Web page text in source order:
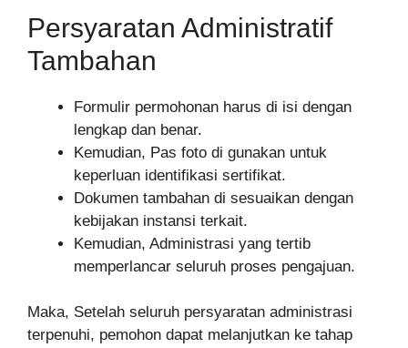
Persyaratan Administratif
Tambahan
Formulir permohonan harus di isi dengan
lengkap dan benar.
Kemudian, Pas foto di gunakan untuk
keperluan identifikasi sertifikat.
Dokumen tambahan di sesuaikan dengan
kebijakan instansi terkait.
Kemudian, Administrasi yang tertib
memperlancar seluruh proses pengajuan.
Maka, Setelah seluruh persyaratan administrasi
terpenuhi, pemohon dapat melanjutkan ke tahap